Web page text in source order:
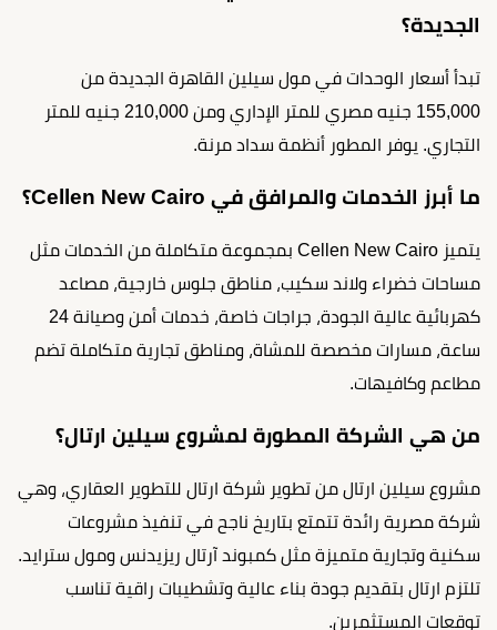
الجديدة؟
تبدأ أسعار الوحدات في مول سيلين القاهرة الجديدة من
155,000 جنيه مصري للمتر الإداري ومن 210,000 جنيه للمتر
التجاري. يوفر المطور أنظمة سداد مرنة.
ما أبرز الخدمات والمرافق في Cellen New Cairo؟
يتميز Cellen New Cairo بمجموعة متكاملة من الخدمات مثل
مساحات خضراء ولاند سكيب، مناطق جلوس خارجية، مصاعد
كهربائية عالية الجودة، جراجات خاصة، خدمات أمن وصيانة 24
ساعة، مسارات مخصصة للمشاة، ومناطق تجارية متكاملة تضم
مطاعم وكافيهات.
من هي الشركة المطورة لمشروع سيلين ارتال؟
مشروع سيلين ارتال من تطوير شركة ارتال للتطوير العقاري، وهي
شركة مصرية رائدة تتمتع بتاريخ ناجح في تنفيذ مشروعات
سكنية وتجارية متميزة مثل كمبوند آرتال ريزيدنس ومول سترايد.
تلتزم ارتال بتقديم جودة بناء عالية وتشطيبات راقية تناسب
توقعات المستثمرين.